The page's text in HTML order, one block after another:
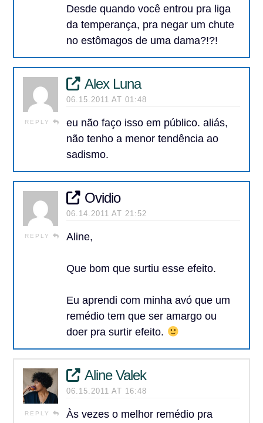
Desde quando você entrou pra liga
da temperança, pra negar um chute
no estômagos de uma dama?!?!
REPLY
Alex Luna
06.15.2011 AT 01:48
eu não faço isso em público. aliás,
não tenho a menor tendência ao
sadismo.
REPLY
Ovidio
06.14.2011 AT 21:52
Aline,
Que bom que surtiu esse efeito.
Eu aprendi com minha avó que um
remédio tem que ser amargo ou
doer pra surtir efeito.
REPLY
Aline Valek
06.15.2011 AT 16:48
Às vezes o melhor remédio pra